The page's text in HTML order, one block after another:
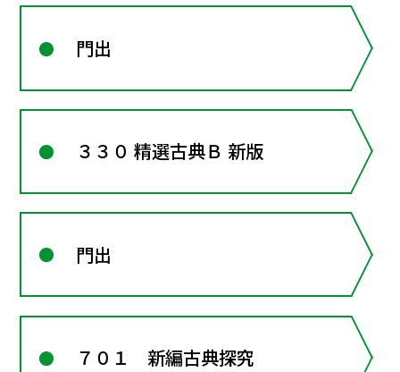
門出
３３０ 精選古典Ｂ 新版
門出
７０１ 新編古典探究